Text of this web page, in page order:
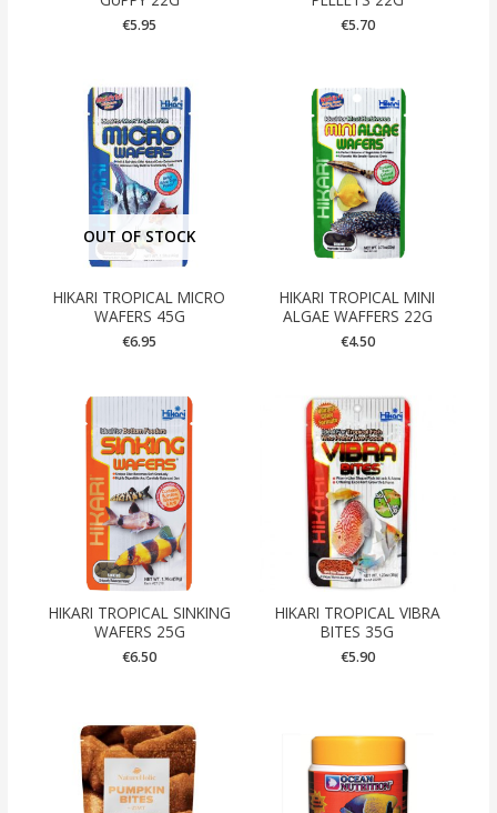
€5.95 €5.70
OUT OF STOCK
HIKARI TROPICAL MICRO
WAFERS 45G
€6.95
HIKARI TROPICAL MINI
ALGAE WAFFERS 22G
€4.50
HIKARI TROPICAL SINKING
WAFERS 25G
€6.50
HIKARI TROPICAL VIBRA
BITES 35G
€5.90